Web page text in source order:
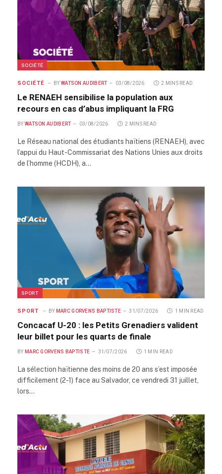
SOCIÉTÉ
SOCIÉTÉ BY WATSON AUDIBERT 03/08/2026 2 MINS READ
Le RENAEH sensibilise la population aux
recours en cas d’abus impliquant la FRG
BY WATSON AUDIBERT 03/08/2026 2 MINS READ
Le Réseau national des étudiants haïtiens (RENAEH), avec
l’appui du Haut-Commissariat des Nations Unies aux droits
de l’homme (HCDH), a…
SPORT
SPORT BY MARC GORVENS BAPTISTE 31/07/2026 1 MIN READ
Concacaf U-20 : les Petits Grenadiers valident
leur billet pour les quarts de finale
BY MARC GORVENS BAPTISTE 31/07/2026 1 MIN READ
La sélection haïtienne des moins de 20 ans s’est imposée
difficilement (2-1) face au Salvador, ce vendredi 31 juillet,
lors…